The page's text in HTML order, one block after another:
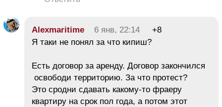
Alexmaritime 6 янв, 22:14
+8
Я таки не понял за что кипиш?
Есть договор за аренду. Договор закончился
освободи территорию. За что протест?
Это сродни сдавать какому-то фраеру
квартиру на срок пол года, а потом этот